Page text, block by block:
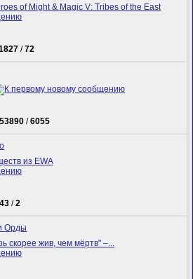
of Might & Magic V: Tribes of the East
/72
/6055
из EWA
/2
Орды
скорее жив, чем мёртв" –...